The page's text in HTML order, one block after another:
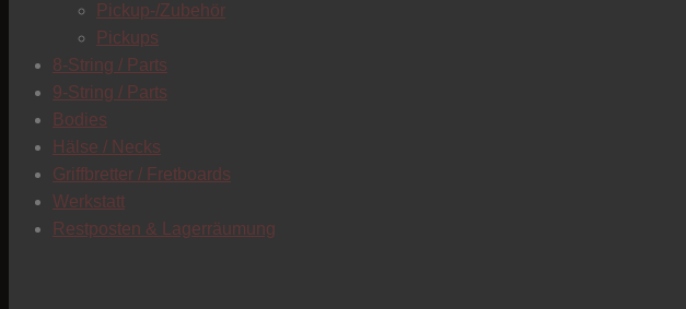
Pickup-/Zubehör
Pickups
8-String / Parts
9-String / Parts
Bodies
Hälse / Necks
Griffbretter / Fretboards
Werkstatt
Restposten & Lagerräumung